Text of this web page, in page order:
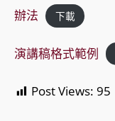
辦法 下載
演講稿格式範例
Post Views: 95